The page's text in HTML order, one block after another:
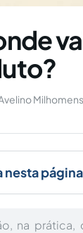
nesta
na